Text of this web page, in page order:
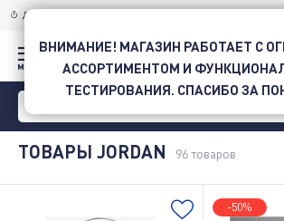
ДОСТАВКА ПО УКРАИНЕ
ТОВАРЫ JORDAN 96товаров
-50%
ВНИМАНИЕ! МАГАЗИН РАБОТАЕТ С
АССОРТИМЕНТОМ И
ТЕСТИРОВАНИЯ. СПАСИБО ЗА